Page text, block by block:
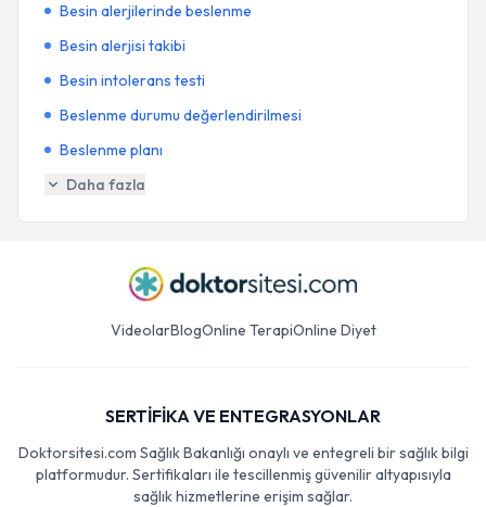
Besin alerjilerinde beslenme
Besin alerjisi takibi
Besin intolerans testi
Beslenme durumu değerlendirilmesi
Beslenme planı
Daha fazla
VideolarBlogOnline TerapiOnline Diyet
SERTİFİKA VE ENTEGRASYONLAR
Doktorsitesi.com Sağlık Bakanlığı onaylı ve entegreli bir sağlık bilgi
platformudur. Sertifikaları ile tescillenmiş güvenilir altyapısıyla
sağlık hizmetlerine erişim sağlar.